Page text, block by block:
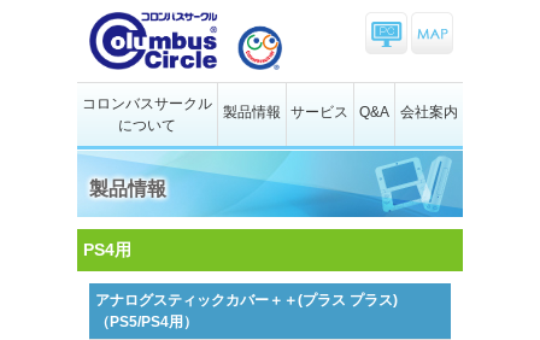
コロンバスサークル
について
製品情報 サービス Q&A 会社案内
製品情報
PS4用
アナログスティックカバー＋＋(プラス プラス)
（PS5/PS4用）